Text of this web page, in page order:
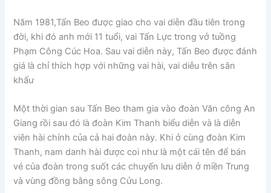
Năm 1981,Tấn Beo được giao cho vai diễn đầu tiên trong
đời, khi đó anh mới 11 tuổi, vai Tấn Lực trong vở tuồng
Phạm Công Cúc Hoa. Sau vai diễn này, Tấn Beo được đánh
giá là chỉ thích hợp với những vai hài, vai diễu trên sân
khấu.
Một thời gian sau Tấn Beo tham gia vào đoàn Văn công An
Giang rồi sau đó là đoàn Kim Thanh biểu diễn và là diễn
viên hài chính của cả hai đoàn này. Khi ở cùng đoàn Kim
Thanh, nam danh hài được coi như là một cái tên để bán
vé của đoàn trong suốt các chuyến lưu diễn ở miền Trung
và vùng đồng bằng sông Cửu Long.